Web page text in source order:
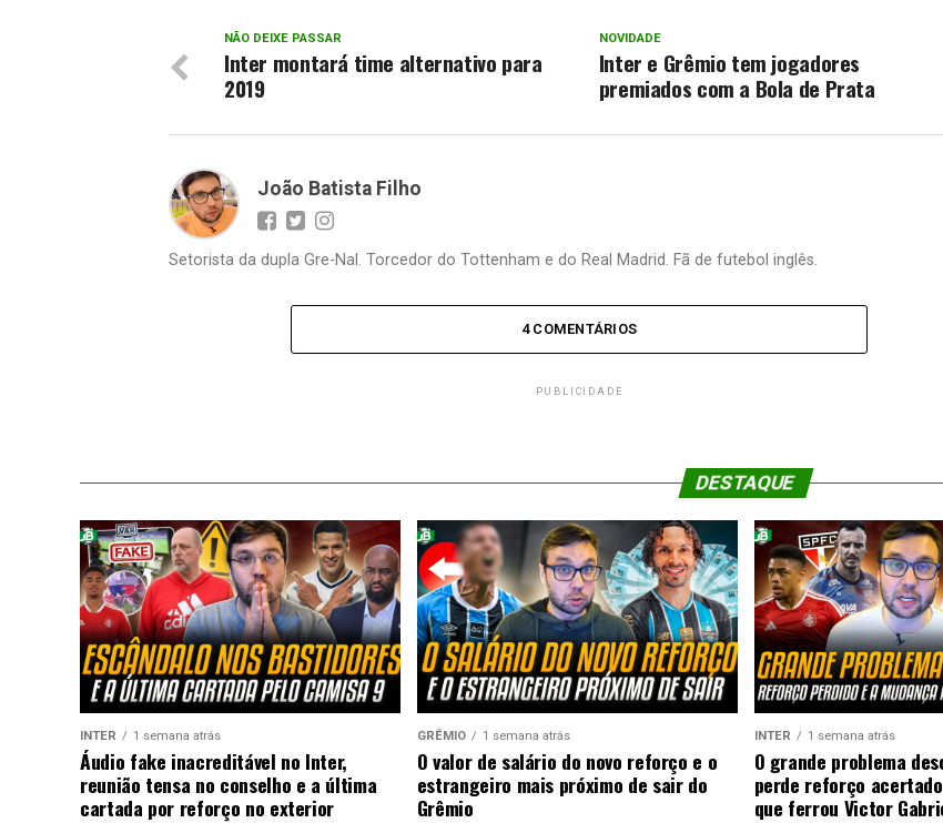
NOVIDADE
Inter e Grêmio tem jogadores
premiados com a Bola de Prata
NÃO DEIXE PASSAR
Inter montará time alternativo para
2019
João Batista Filho
Setorista da dupla Gre-Nal. Torcedor do Tottenham e do Real Madrid. Fã de futebol inglês.
4 COMENTÁRIOS
PUBLICIDADE
DESTAQUE
INTER 1 semana atrás
Áudio fake inacreditável no Inter,
reunião tensa no conselho e a última
cartada por reforço no exterior
GRÊMIO 1 semana atrás
O valor de salário do novo reforço e o
estrangeiro mais próximo de sair do
Grêmio
INTER 1 semana atrás
O grande problema
perde reforço
que ferrou Victor